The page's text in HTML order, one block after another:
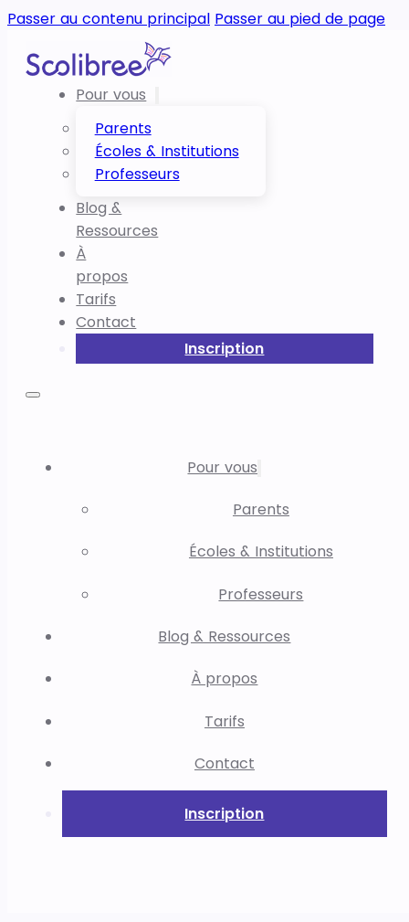
Passer au contenu principal Passer au pied de page
Pour vous
Parents
Écoles & Institutions
Professeurs
Blog &
Ressources
À
propos
Tarifs
Contact
Inscription
Pour vous
Parents
Écoles & Institutions
Professeurs
Blog & Ressources
À propos
Tarifs
Contact
Inscription